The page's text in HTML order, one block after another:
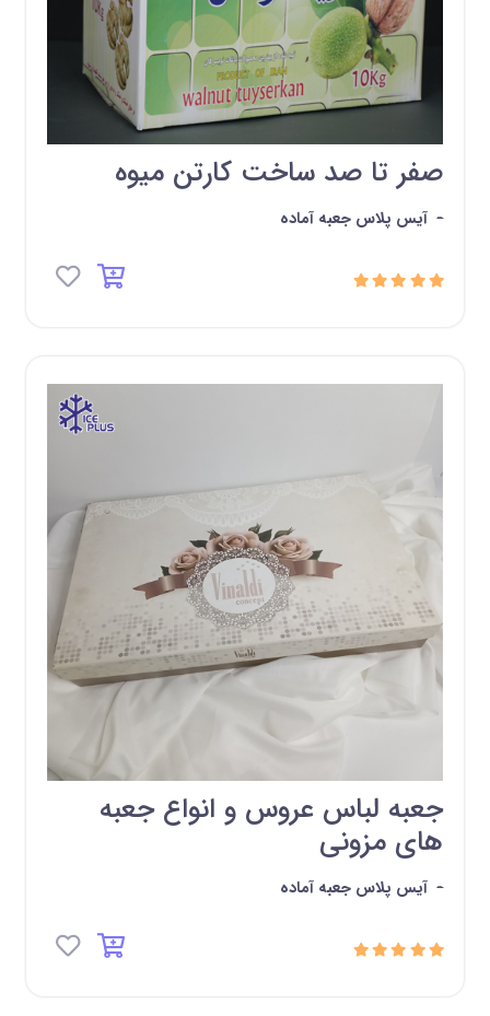
صفر تا صد ساخت کارتن میوه
- آیس پلاس جعبه آماده
جعبه لباس عروس و انواع جعبه
های مزونی
- آیس پلاس جعبه آماده